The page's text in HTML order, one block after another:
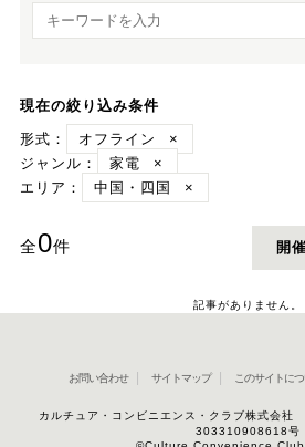
キーワード検索
現在の絞り込み条件
形式：
オフライン
×
ジャンル：
家電
×
エリア：
中国・四国 ×
全0件 開
記事がありません。
お問い合わせ サイトマップ このサイトに
カルチュア・コンビニエンス・クラブ株式会
303310908618号